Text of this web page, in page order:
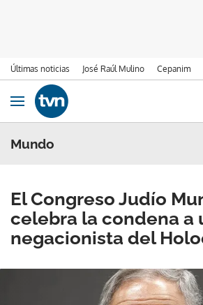
Últimas noticias José Raúl Mulino Cepanim
Ir al contenido
Obrir navegació
Mundo
El Congreso Judío
celebra la condena a
negacionista del